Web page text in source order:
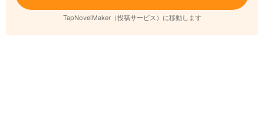
TapNovelMaker（投稿サービス）に移動します